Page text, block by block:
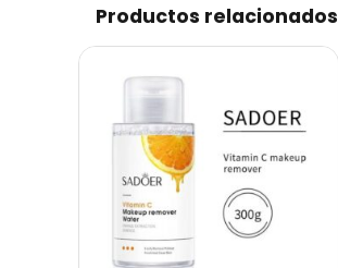
Productos relacionados